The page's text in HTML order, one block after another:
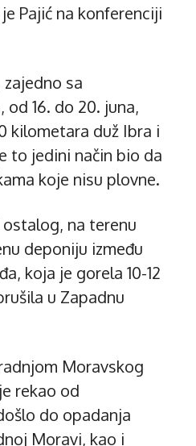
Pajić na konferenciji
zajedno sa
od 16. do 20. juna,
kilometara duž Ibra i
to jedini način bio da
koje nisu plovne.
na terenu
deponiju između
koja je gorela 10-12
u Zapadnu
Moravskog
rekao od
do opadanja
Moravi, kao i